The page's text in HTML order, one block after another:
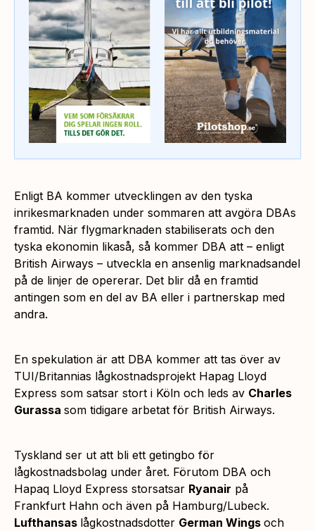
Enligt BA kommer utvecklingen av den tyska
inrikesmarknaden under sommaren att avgöra DBAs
framtid. När flygmarknaden stabiliserats och den
tyska ekonomin likaså, så kommer DBA att – enligt
British Airways – utveckla en ansenlig marknadsandel
på de linjer de opererar. Det blir då en framtid
antingen som en del av BA eller i partnerskap med
andra.
En spekulation är att DBA kommer att tas över av
TUI/Britannias lågkostnadsprojekt Hapag Lloyd
Express som satsar stort i Köln och leds av Charles
Gurassa som tidigare arbetat för British Airways.
Tyskland ser ut att bli ett getingbo för
lågkostnadsbolag under året. Förutom DBA och
Hapaq Lloyd Express storsatsar Ryanair på
Frankfurt Hahn och även på Hamburg/Lubeck.
Lufthansas lågkostnadsdotter German Wings och